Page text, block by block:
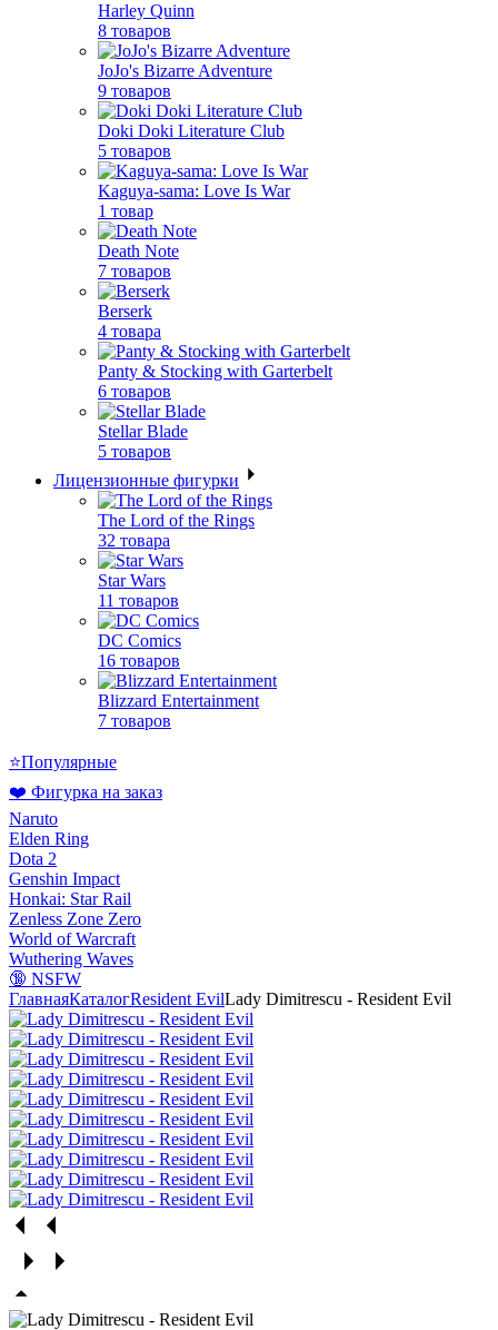
Harley Quinn
8 товаров
JoJo's Bizarre Adventure
9 товаров
Doki Doki Literature Club
5 товаров
Kaguya-sama: Love Is War
1 товар
Death Note
7 товаров
Berserk
4 товара
Panty & Stocking with Garterbelt
6 товаров
Stellar Blade
5 товаров
Лицензионные фигурки
The Lord of the Rings
32 товара
Star Wars
11 товаров
DC Comics
16 товаров
Blizzard Entertainment
7 товаров
⭐Популярные
❤️ Фигурка на заказ
Naruto
Elden Ring
Dota 2
Genshin Impact
Honkai: Star Rail
Zenless Zone Zero
World of Warcraft
Wuthering Waves
🔞 NSFW
ГлавнаяКаталогResident EvilLady Dimitrescu - Resident Evil